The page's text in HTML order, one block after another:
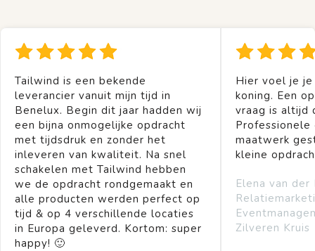
Tailwind is een bekende
leverancier vanuit mijn tijd in
Benelux. Begin dit jaar hadden wij
een bijna onmogelijke opdracht
met tijdsdruk en zonder het
inleveren van kwaliteit. Na snel
schakelen met Tailwind hebben
we de opdracht rondgemaakt en
alle producten werden perfect op
tijd & op 4 verschillende locaties
in Europa geleverd. Kortom: super
happy! 🙂
Hier voel je
koning. Een
vraag is altijd
Professionele
maatwerk
kleine
Elena van der
Zilveren Kruis